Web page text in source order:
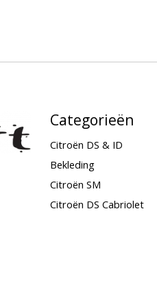
Categorieën
Citroën DS & ID
Bekleding
Citroën SM
Citroën DS Cabriolet